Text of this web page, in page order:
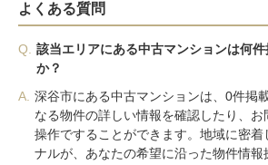
よくある質問
Q.
該当エリアにある中古マンションは何
か？
A. 深谷市にある中古マンションは、0件掲
なる物件の詳しい情報を確認したり、お
操作ですることができます。地域に密着
ナルが、あなたの希望に沿った物件情報